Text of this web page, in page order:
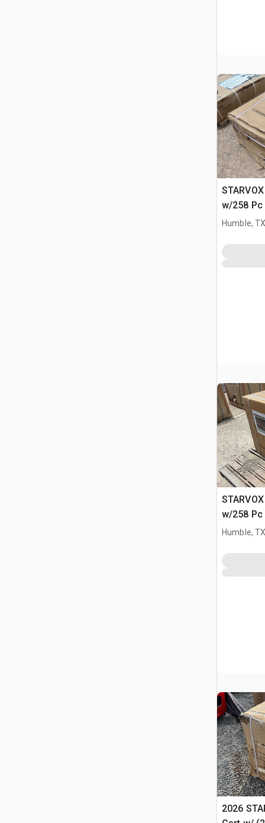
w/258 Pc
(Unused)
Humble,
w/258 Pc
(Unused)
Humble,
2026